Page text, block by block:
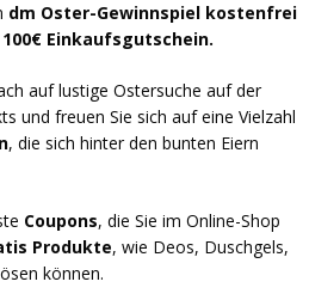
dm Oster-Gewinnspiel kostenfrei
100€ Einkaufsgutschein.
auf lustige Ostersuche auf der
und freuen Sie sich auf eine Vielzahl
, die sich hinter den bunten Eiern
Coupons, die Sie im Online-Shop
Produkte, wie Deos, Duschgels,
können.